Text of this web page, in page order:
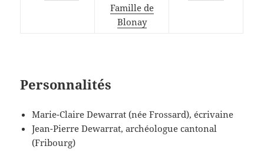
Famille de
Blonay
Personnalités
Marie-Claire Dewarrat (née Frossard), écrivaine
Jean-Pierre Dewarrat, archéologue cantonal
(Fribourg)